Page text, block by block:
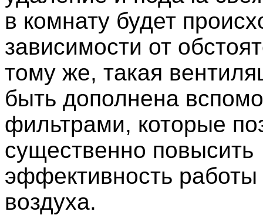
в комнату будет
зависимости от
тому же, такая
быть дополнена
фильтрами, которые
существенно повысить
эффективность работы
воздуха.